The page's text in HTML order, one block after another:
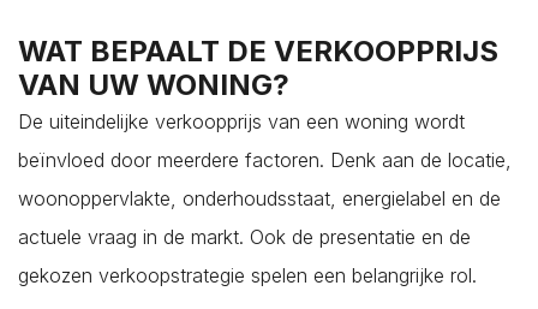
WAT BEPAALT DE VERKOOPPRIJS
VAN UW WONING?
De uiteindelijke verkoopprijs van een woning wordt
beïnvloed door meerdere factoren. Denk aan de locatie,
woonoppervlakte, onderhoudsstaat, energielabel en de
actuele vraag in de markt. Ook de presentatie en de
gekozen verkoopstrategie spelen een belangrijke rol.